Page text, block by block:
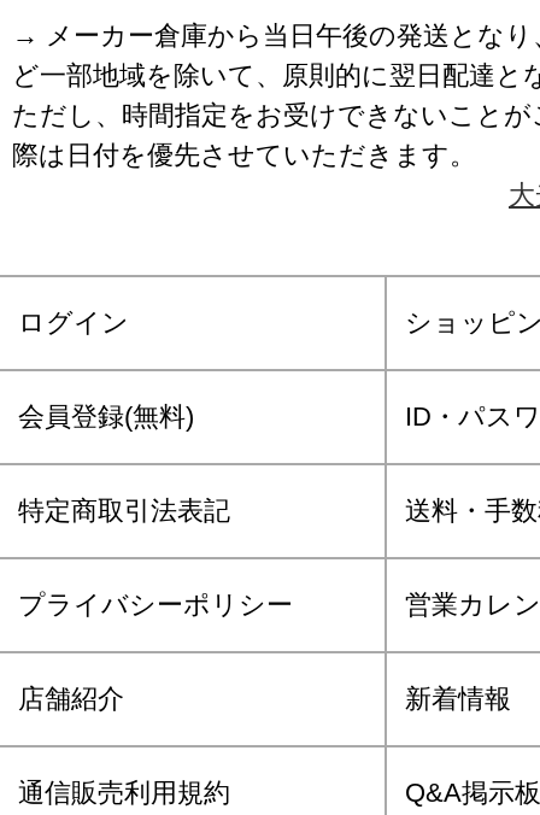
→ メーカー倉庫から当日午後の発送となり
ど一部地域を除いて、原則的に翌日配達と
ただし、時間指定をお受けできないこと
際は日付を優先させていただきます。
ログイン ショッピ
会員登録(無料) ID・パス
特定商取引法表記 送料・手
プライバシーポリシー 営業カレ
店舗紹介 新着情報
通信販売利用規約 Q&A掲示板